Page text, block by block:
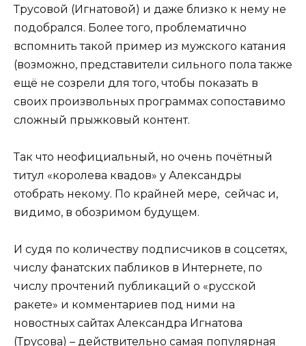
Трусовой (Игнатовой) и даже близко к нему не
подобрался. Более того, проблематично
вспомнить такой пример из мужского катания
(возможно, представители сильного пола также
ещё не созрели для того, чтобы показать в
своих произвольных программах сопоставимо
сложный прыжковый контент.
Так что неофициальный, но очень почётный
титул «королева квадов» у Александры
отобрать некому. По крайней мере, сейчас и,
видимо, в обозримом будущем.
И судя по количеству подписчиков в соцсетях,
числу фанатских пабликов в Интернете, по
числу прочтений публикаций о «русской
ракете» и комментариев под ними на
новостных сайтах Александра Игнатова
(Трусова) – действительно самая популярная